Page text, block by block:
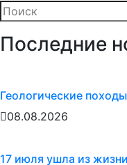
Последние
Геологические
08.08.2026
17 июля ушла из